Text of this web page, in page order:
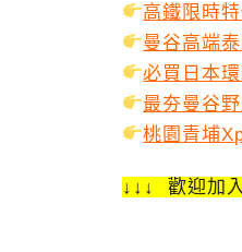
高鐵限時
曼谷高端
必買日本
最夯曼谷
桃園青埔
↓↓↓ 歡迎加